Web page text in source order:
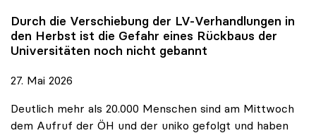
Durch die Verschiebung der LV-Verhandlungen in
den Herbst ist die Gefahr eines Rückbaus der
Universitäten noch nicht gebannt
27. Mai 2026
Deutlich mehr als 20.000 Menschen sind am Mittwoch
dem Aufruf der ÖH und der uniko gefolgt und haben